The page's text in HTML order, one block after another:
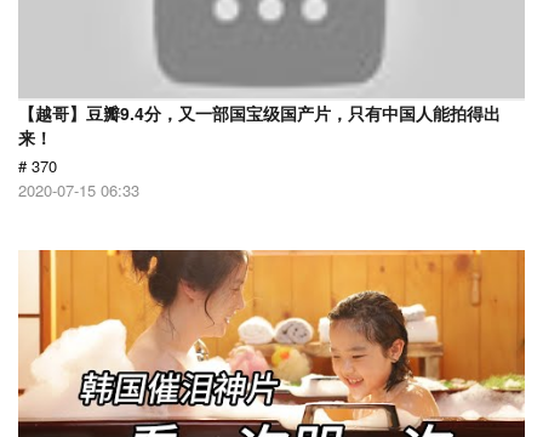
【越哥】豆瓣9.4分，又一部国宝级国产片，只有中国人能拍得出
来！
# 370
2020-07-15 06:33